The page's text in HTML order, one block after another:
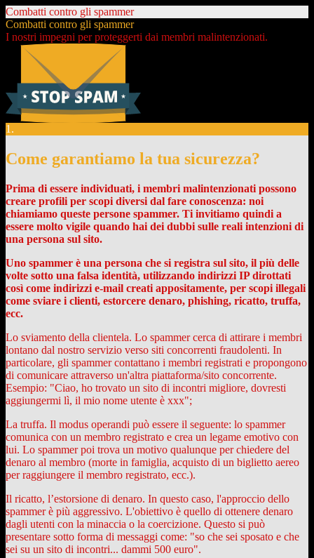
Combatti contro gli spammer
Combatti contro gli spammer
I nostri impegni per proteggerti dai membri malintenzionati.
1.
Come garantiamo la tua sicurezza?
Prima di essere individuati, i membri malintenzionati possono
creare profili per scopi diversi dal fare conoscenza: noi
chiamiamo queste persone spammer. Ti invitiamo quindi a
essere molto vigile quando hai dei dubbi sulle reali intenzioni di
una persona sul sito.
Uno spammer è una persona che si registra sul sito, il più delle
volte sotto una falsa identità, utilizzando indirizzi IP dirottati
così come indirizzi e-mail creati appositamente, per scopi illegali
come sviare i clienti, estorcere denaro, phishing, ricatto, truffa,
ecc.
Lo sviamento della clientela. Lo spammer cerca di attirare i membri
lontano dal nostro servizio verso siti concorrenti fraudolenti. In
particolare, gli spammer contattano i membri registrati e propongono
di comunicare attraverso un'altra piattaforma/sito concorrente.
Esempio: "Ciao, ho trovato un sito di incontri migliore, dovresti
aggiungermi lì, il mio nome utente è xxx";
La truffa. Il modus operandi può essere il seguente: lo spammer
comunica con un membro registrato e crea un legame emotivo con
lui. Lo spammer poi trova un motivo qualunque per chiedere del
denaro al membro (morte in famiglia, acquisto di un biglietto aereo
per raggiungere il membro registrato, ecc.).
Il ricatto, l’estorsione di denaro. In questo caso, l'approccio dello
spammer è più aggressivo. L'obiettivo è quello di ottenere denaro
dagli utenti con la minaccia o la coercizione. Questo si può
presentare sotto forma di messaggi come: "so che sei sposato e che
sei su un sito di incontri... dammi 500 euro".